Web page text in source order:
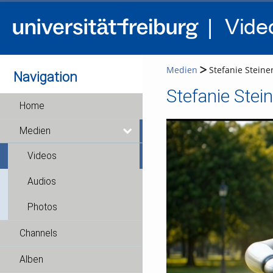
Navigation
Home
Medien
Videos
Audios
Photos
Channels
Alben
Medien Stefanie
Stefanie